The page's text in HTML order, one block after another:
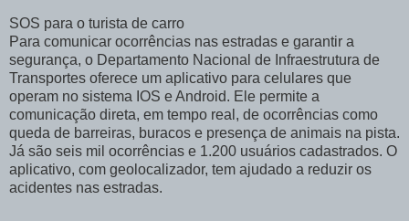
SOS para o turista de carro
Para comunicar ocorrências nas estradas e garantir a
segurança, o Departamento Nacional de Infraestrutura de
Transportes oferece um aplicativo para celulares que
operam no sistema IOS e Android. Ele permite a
comunicação direta, em tempo real, de ocorrências como
queda de barreiras, buracos e presença de animais na pista.
Já são seis mil ocorrências e 1.200 usuários cadastrados. O
aplicativo, com geolocalizador, tem ajudado a reduzir os
acidentes nas estradas.